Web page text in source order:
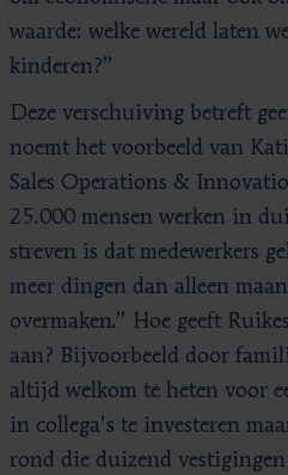
waarde: welke wereld laten
kinderen?”
Deze verschuiving betreft
noemt het voorbeeld van
Sales Operations &
25.000 mensen werken in
streven is dat medewerkers
meer dingen dan alleen
overmaken.” Hoe geeft
aan? Bijvoorbeeld door
altijd welkom te heten voor
in collega’s te investeren
rond die duizend vestigingen